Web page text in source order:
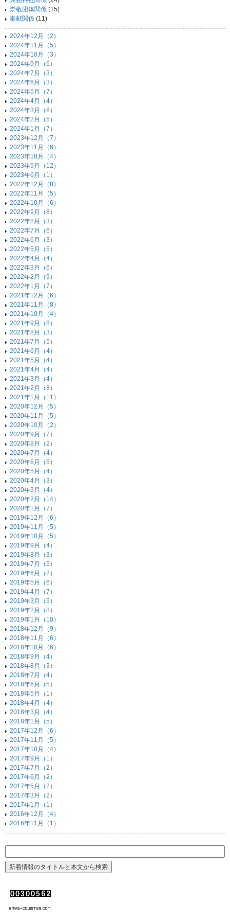
崇敬団体関係 (15)
奉献関係 (11)
2024年12月（2）
2024年11月（5）
2024年10月（3）
2024年9月（6）
2024年7月（3）
2024年6月（3）
2024年5月（7）
2024年4月（4）
2024年3月（6）
2024年2月（5）
2024年1月（7）
2023年12月（7）
2023年11月（6）
2023年10月（4）
2023年9月（12）
2023年6月（1）
2022年12月（8）
2022年11月（5）
2022年10月（6）
2022年9月（8）
2022年8月（3）
2022年7月（6）
2022年6月（3）
2022年5月（5）
2022年4月（4）
2022年3月（6）
2022年2月（9）
2022年1月（7）
2021年12月（6）
2021年11月（8）
2021年10月（4）
2021年9月（8）
2021年8月（3）
2021年7月（5）
2021年6月（4）
2021年5月（4）
2021年4月（4）
2021年3月（4）
2021年2月（8）
2021年1月（11）
2020年12月（5）
2020年11月（5）
2020年10月（2）
2020年9月（7）
2020年8月（2）
2020年7月（4）
2020年6月（5）
2020年5月（4）
2020年4月（3）
2020年3月（4）
2020年2月（14）
2020年1月（7）
2019年12月（6）
2019年11月（5）
2019年10月（5）
2019年9月（4）
2019年8月（3）
2019年7月（5）
2019年6月（2）
2019年5月（6）
2019年4月（7）
2019年3月（5）
2019年2月（8）
2019年1月（10）
2018年12月（9）
2018年11月（6）
2018年10月（6）
2018年9月（4）
2018年8月（3）
2018年7月（4）
2018年6月（5）
2018年5月（1）
2018年4月（4）
2018年3月（4）
2018年1月（5）
2017年12月（6）
2017年11月（5）
2017年10月（4）
2017年9月（1）
2017年7月（2）
2017年6月（2）
2017年5月（2）
2017年3月（2）
2017年1月（1）
2016年12月（4）
2016年11月（1）